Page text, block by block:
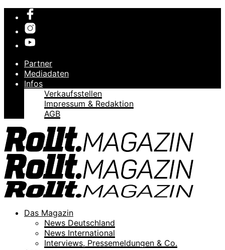
Partner
Mediadaten
Infos
Verkaufsstellen
Impressum & Redaktion
AGB
Das Magazin
News Deutschland
News International
Interviews, Pressemeldungen & Co.